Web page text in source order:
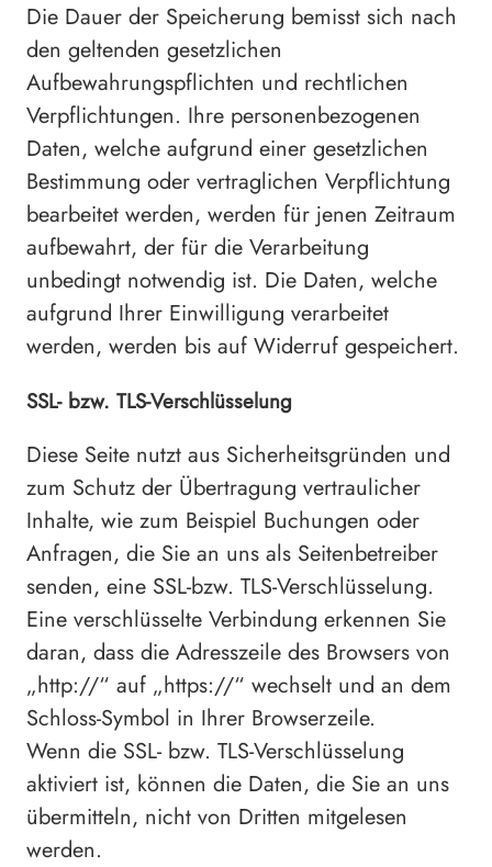
Die Dauer der Speicherung bemisst sich nach
den geltenden gesetzlichen
Aufbewahrungspflichten und rechtlichen
Verpflichtungen. Ihre personenbezogenen
Daten, welche aufgrund einer gesetzlichen
Bestimmung oder vertraglichen Verpflichtung
bearbeitet werden, werden für jenen Zeitraum
aufbewahrt, der für die Verarbeitung
unbedingt notwendig ist. Die Daten, welche
aufgrund Ihrer Einwilligung verarbeitet
werden, werden bis auf Widerruf gespeichert.
SSL- bzw. TLS-Verschlüsselung
Diese Seite nutzt aus Sicherheitsgründen und
zum Schutz der Übertragung vertraulicher
Inhalte, wie zum Beispiel Buchungen oder
Anfragen, die Sie an uns als Seitenbetreiber
senden, eine SSL-bzw. TLS-Verschlüsselung.
Eine verschlüsselte Verbindung erkennen Sie
daran, dass die Adresszeile des Browsers von
„http://“ auf „https://“ wechselt und an dem
Schloss-Symbol in Ihrer Browserzeile.
Wenn die SSL- bzw. TLS-Verschlüsselung
aktiviert ist, können die Daten, die Sie an uns
übermitteln, nicht von Dritten mitgelesen
werden.